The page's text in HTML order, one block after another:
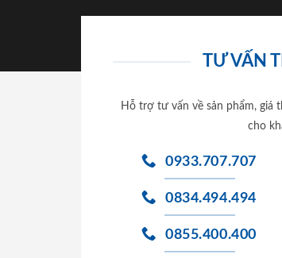
TƯ VẤN
Hỗ trợ tư vấn về sản phẩm, giá
cho
0933.707.707
0834.494.494
0855.400.400